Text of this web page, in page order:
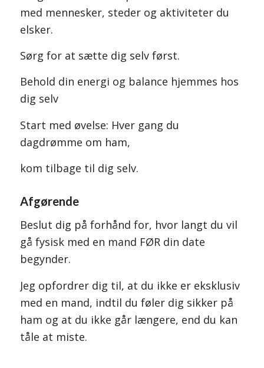
med mennesker, steder og aktiviteter du
elsker.
Sørg for at sætte dig selv først.
Behold din energi og balance hjemmes hos
dig selv
Start med øvelse: Hver gang du
dagdrømme om ham,
kom tilbage til dig selv.
Afgørende
Beslut dig på forhånd for, hvor langt du vil
gå fysisk med en mand FØR din date
begynder.
Jeg opfordrer dig til, at du ikke er eksklusiv
med en mand, indtil du føler dig sikker på
ham og at du ikke går længere, end du kan
tåle at miste.